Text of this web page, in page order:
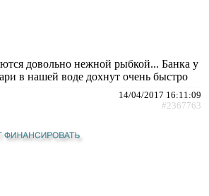
довольно нежной рыбкой... Банка у
в нашей воде дохнут очень быстро
14/04/2017 16:11:09
#2367763